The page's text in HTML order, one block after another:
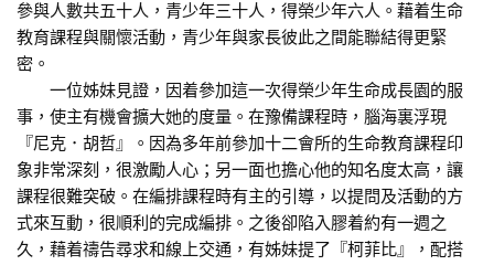
參與人數共五十人，青少年三十人，得榮少年六人。藉着生命
教育課程與關懷活動，青少年與家長彼此之間能聯結得更緊
密。
一位姊妹見證，因着參加這一次得榮少年生命成長園的服
事，使主有機會擴大她的度量。在豫備課程時，腦海裏浮現
『尼克．胡哲』。因為多年前參加十二會所的生命教育課程印
象非常深刻，很激勵人心；另一面也擔心他的知名度太高，讓
課程很難突破。在編排課程時有主的引導，以提問及活動的方
式來互動，很順利的完成編排。之後卻陷入膠着約有一週之
久，藉着禱告尋求和線上交通，有姊妹提了『柯菲比』，配搭